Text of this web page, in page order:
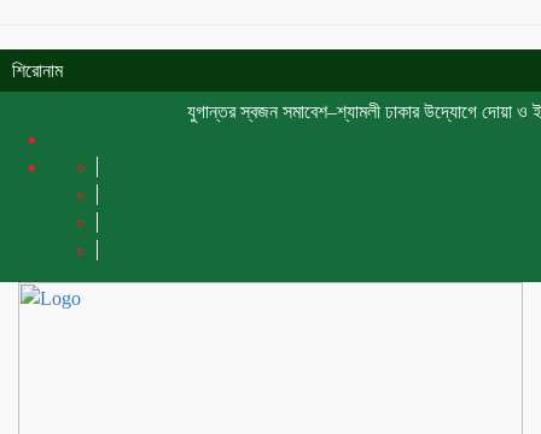
শিরোনাম
যুগান্তর স্বজন সমাবেশ–শ্যামলী ঢাকার উদ্যোগে দোয়া ও ইফতার